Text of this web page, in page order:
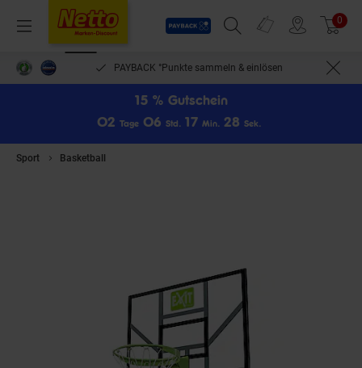
Menü
Payback
Suchfeld einblenden
Prospekte 0
PAYBACK °Punkte sammeln & einlösen
15 % Gutschein
02 Tage 06 Std. 17 Min. 28 Sek.
Sport Basketball